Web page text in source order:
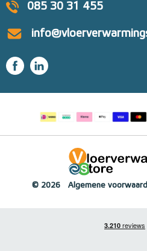
085 30 31 455
© 2026 Algemene